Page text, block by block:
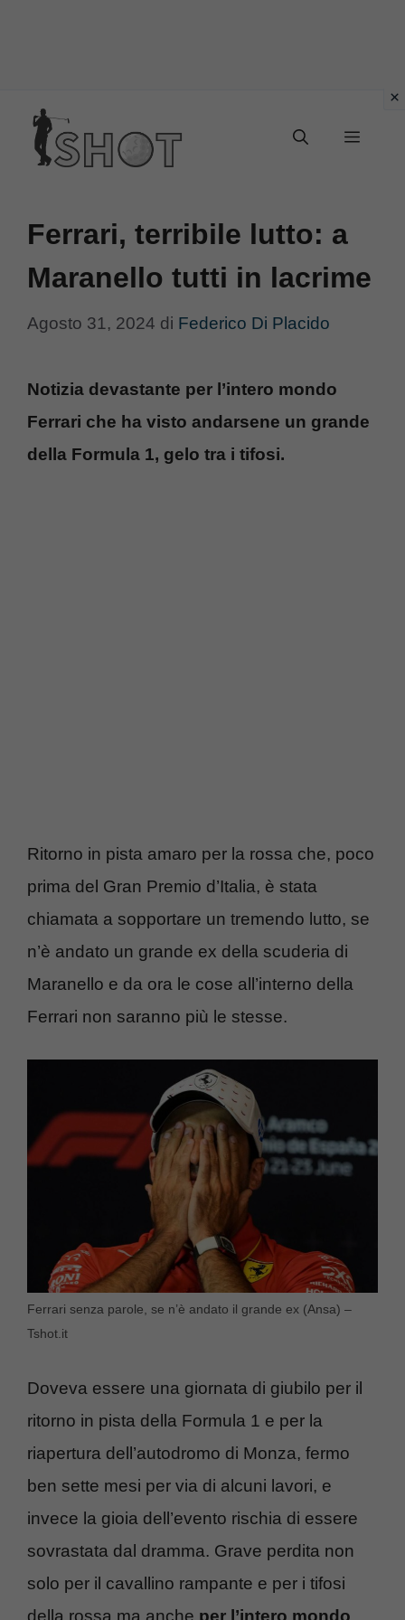
contenuto
Menu
Ferrari, terribile lutto: a
Maranello tutti in lacrime
Agosto 31, 2024 di Federico Di Placido
Notizia devastante per l’intero mondo
Ferrari che ha visto andarsene un grande
della Formula 1, gelo tra i tifosi.
Ritorno in pista amaro per la rossa che, poco
prima del Gran Premio d’Italia, è stata
chiamata a sopportare un tremendo lutto, se
n’è andato un grande ex della scuderia di
Maranello e da ora le cose all’interno della
Ferrari non saranno più le stesse.
Ferrari senza parole, se n’è andato il grande ex (Ansa) –
Tshot.it
Doveva essere una giornata di giubilo per il
ritorno in pista della Formula 1 e per la
riapertura dell’autodromo di Monza, fermo
ben sette mesi per via di alcuni lavori, e
invece la gioia dell’evento rischia di essere
sovrastata dal dramma. Grave perdita non
solo per il cavallino rampante e per i tifosi
della rossa ma anche per l’intero mondo